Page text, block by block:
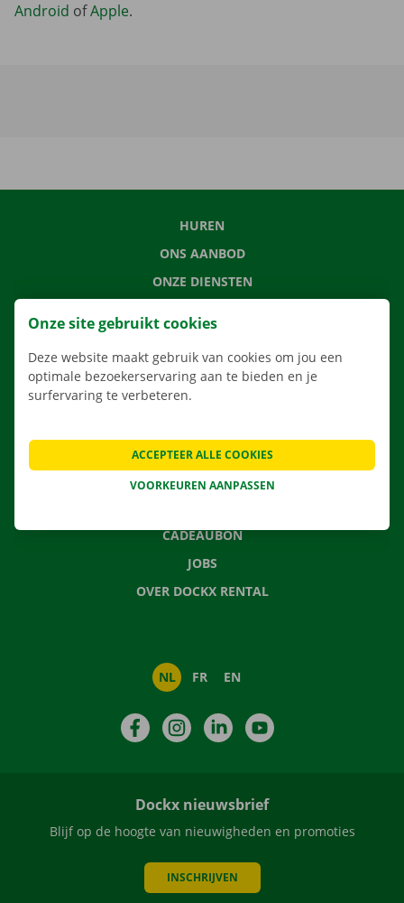
Android ofApple.
HUREN
ONS AANBOD
ONZE DIENSTEN
VERHUISOPLOSSINGEN
CONTACTEER ONS
VEELGESTELDE VRAGEN
CADEAUBON
JOBS
OVER DOCKX RENTAL
NL FR EN
FacebookInstagramLinkedIn
Dockx nieuwsbrief
Blijf op de hoogte van nieuwigheden en promoties
INSCHRIJVEN
Onze site gebruikt cookies
Deze website maakt gebruik van cookies om jou een
optimale bezoekerservaring aan te bieden en je
surfervaring te verbeteren.
VOORKEUREN AANPASSEN
ACCEPTEER ALLE COOKIES